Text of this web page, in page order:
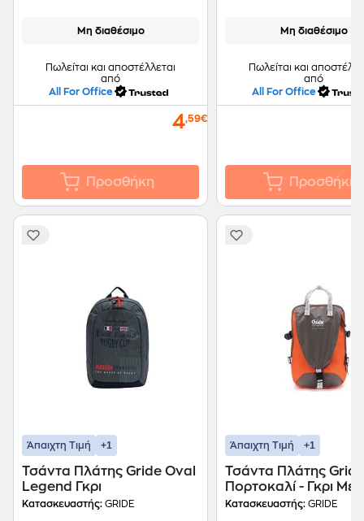
Μη διαθέσιμο
Πωλείται και αποστέλλεται
από
All For Office
4,59€
Προσθήκη
Μη διαθέσιμο
Πωλείται και
από
All For Office
Προσθήκη
Άπαιχτη Τιμή +1
Τσάντα Πλάτης Gride Oval
Legend Γκρι
Κατασκευαστής: GRIDE
Άπαιχτη Τιμή +1
Τσάντα Πλάτης Gride
Πορτοκαλί - Γκρι Με
Κατασκευαστής: GRIDE